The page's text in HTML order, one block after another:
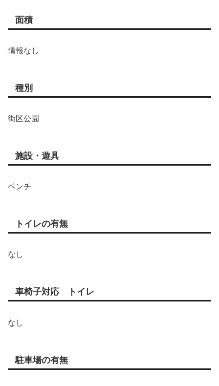
面積
情報なし
種別
街区公園
施設・遊具
ベンチ
トイレの有無
なし
車椅子対応 トイレ
なし
駐車場の有無